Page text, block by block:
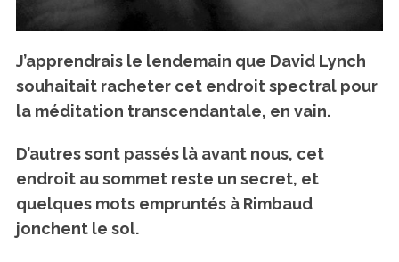
J’apprendrais le lendemain que David Lynch
souhaitait racheter cet endroit spectral pour
la méditation transcendantale, en vain.
D’autres sont passés là avant nous, cet
endroit au sommet reste un secret, et
quelques mots empruntés à Rimbaud
jonchent le sol.